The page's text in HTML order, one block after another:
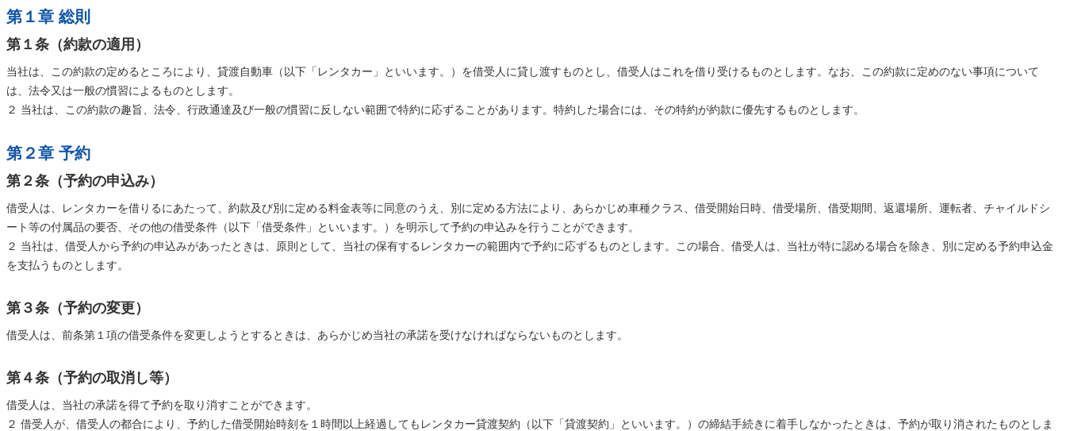
第１章 総則
第１条（約款の適用）
当社は、この約款の定めるところにより、貸渡自動車（以下「レンタカー」といいます。）を借受人に貸し渡すものとし、借受人はこれを借り受けるものとします。なお、この約款に定めのない事項について
は、法令又は一般の慣習によるものとします。
２ 当社は、この約款の趣旨、法令、行政通達及び一般の慣習に反しない範囲で特約に応ずることがあります。特約した場合には、その特約が約款に優先するものとします。
第２章 予約
第２条（予約の申込み）
借受人は、レンタカーを借りるにあたって、約款及び別に定める料金表等に同意のうえ、別に定める方法により、あらかじめ車種クラス、借受開始日時、借受場所、借受期間、返還場所、運転者、チャイルドシ
ート等の付属品の要否、その他の借受条件（以下「借受条件」といいます。）を明示して予約の申込みを行うことができます。
２ 当社は、借受人から予約の申込みがあったときは、原則として、当社の保有するレンタカーの範囲内で予約に応ずるものとします。この場合、借受人は、当社が特に認める場合を除き、別に定める予約申込金
を支払うものとします。
第３条（予約の変更）
借受人は、前条第１項の借受条件を変更しようとするときは、あらかじめ当社の承諾を受けなければならないものとします。
第４条（予約の取消し等）
借受人は、当社の承諾を得て予約を取り消すことができます。
２ 借受人が、借受人の都合により、予約した借受開始時刻を１時間以上経過してもレンタカー貸渡契約（以下「貸渡契約」といいます。）の締結手続きに着手しなかったときは、予約が取り消されたものとしま